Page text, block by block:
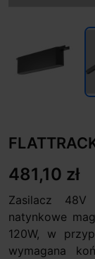
481,10 zł
Zasilacz
natynkowe
120W, w
wymagana